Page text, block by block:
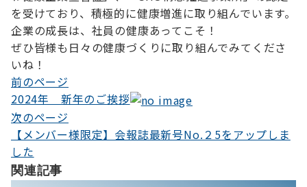
を受けており、積極的に健康増進に取り組んでいます。
企業の成長は、社員の健康あってこそ！
ぜひ皆様も日々の健康づくりに取り組んでみてくださ
いね！
投
稿
ナ
ビ
ゲ
前のページ
2024年 新年のご挨拶
次のページ
【メンバー様限定】会報誌最新号No.２5をアップしま
した
関連記事